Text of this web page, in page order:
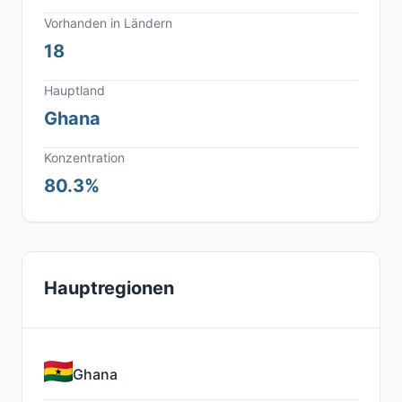
Vorhanden in Ländern
18
Hauptland
Ghana
Konzentration
80.3%
Hauptregionen
Ghana